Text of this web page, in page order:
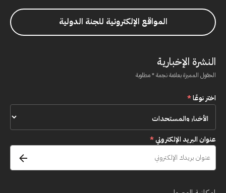
المواقع الإلكترونية للجنة الدولية
النشرة الإخبارية
الحقول المميزة بعلامة نجمة * مطلوبة
اختر نوعًا*
عنوان البريد الإلكتروني*